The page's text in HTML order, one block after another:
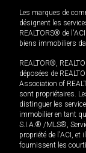
Les marques de
désignent les
REALTORS® de
biens immobiliers
REALTOR®,
déposées de
Association of
sont propriétaires.
distinguer les
immobilier en tant
S.I.A.® /MLS®,
propriété de l'ACI, et
fournissent les